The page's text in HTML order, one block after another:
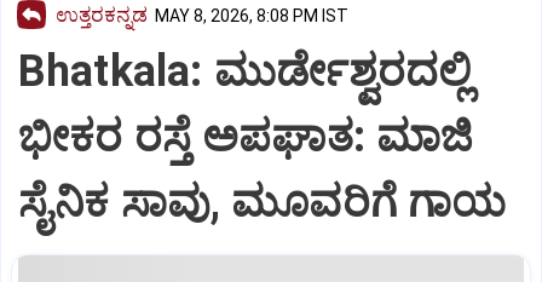
ಉತ್ತರಕನ್ನಡ MAY 8, 2026, 8:08 PM IST
Bhatkala: ಮುರ್ಡೇಶ್ವರದಲ್ಲಿ
ಭೀಕರ ರಸ್ತೆ ಅಪಘಾತ: ಮಾಜಿ
ಸೈನಿಕ ಸಾವು, ಮೂವರಿಗೆ ಗಾಯ